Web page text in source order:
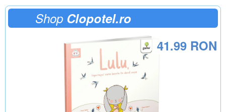
Shop Clopotel.ro
41.99 RON